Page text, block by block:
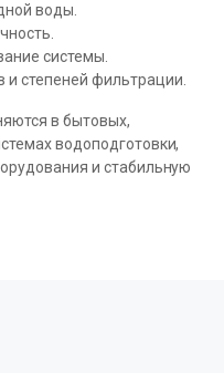
воды.
системы.
и степеней фильтрации.
в бытовых,
водоподготовки,
и стабильную